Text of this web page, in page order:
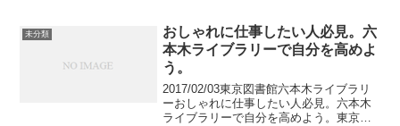
未分類
おしゃれに仕事したい人必見。六
本木ライブラリーで自分を高めよ
う。
2017/02/03東京図書館六本木ライブラリ
ーおしゃれに仕事したい人必見。六本木
ライブラリーで自分を高めよう。東京の